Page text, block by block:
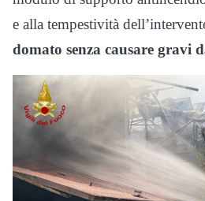
e alla tempestività
domato senza causare gravi